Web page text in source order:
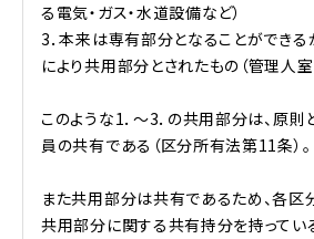
る電気・ガス・水道設備など）
3．本来は専有部分となることができる
により共用部分とされたもの（管理人室
このような1．～3．の共用部分は、原
員の共有である（区分所有法第11条）。
また共用部分は共有であるため、各
共用部分に関する共有持分を持ってい